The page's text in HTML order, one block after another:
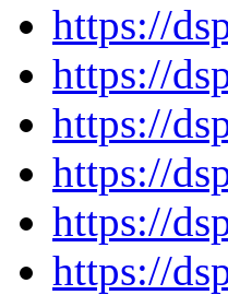
https://
https://
https://
https://
https://
https://